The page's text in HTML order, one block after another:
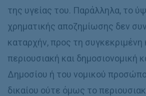
της υγείας του. Παράλληλα, το
χρηματικής αποζημίωσης δεν
καταρχήν, προς τη
περιουσιακή και δημοσιονομική
Δημοσίου ή του νομικού
δικαίου ούτε όμως το